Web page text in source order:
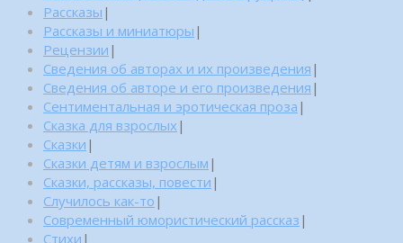
Рассказы |
Рассказы и миниатюры |
Рецензии |
Сведения об авторах и их произведения |
Сведения об авторе и его произведения |
Сентиментальная и эротическая проза |
Сказка для взрослых |
Сказки |
Сказки детям и взрослым |
Сказки, рассказы, повести |
Случилось как-то |
Современный юмористический рассказ |
Стихи |